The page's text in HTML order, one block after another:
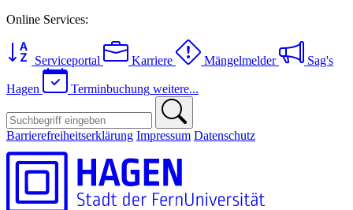
Online Services:
Serviceportal Karriere Mängelmelder Sag's
Hagen Terminbuchung weitere...
Barrierefreiheitserklärung Impressum Datenschutz